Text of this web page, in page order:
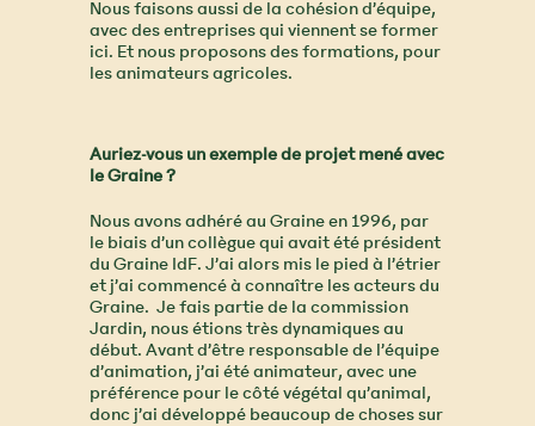
Nous faisons aussi de la cohésion d’équipe,
avec des entreprises qui viennent se former
ici. Et nous proposons des formations, pour
les animateurs agricoles.
Auriez-vous un exemple de projet mené avec
le Graine ?
Nous avons adhéré au Graine en 1996, par
le biais d’un collègue qui avait été président
du Graine IdF. J’ai alors mis le pied à l’étrier
et j’ai commencé à connaître les acteurs du
Graine. Je fais partie de la commission
Jardin, nous étions très dynamiques au
début. Avant d’être responsable de l’équipe
d’animation, j’ai été animateur, avec une
préférence pour le côté végétal qu’animal,
donc j’ai développé beaucoup de choses sur